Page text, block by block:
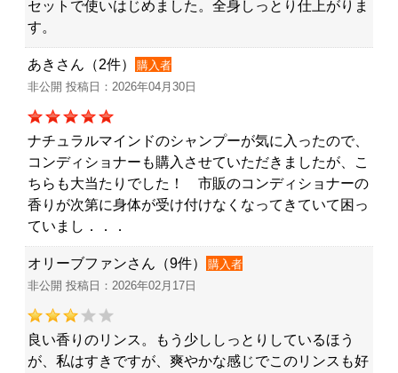
セットで使いはじめました。全身しっとり仕上がりま
す。
あきさん（2件）
購入者
非公開 投稿日：2026年04月30日
ナチュラルマインドのシャンプーが気に入ったので、
コンディショナーも購入させていただきましたが、こ
ちらも大当たりでした！ 市販のコンディショナーの
香りが次第に身体が受け付けなくなってきていて困っ
ていまし．．．
オリーブファンさん（9件）
購入者
非公開 投稿日：2026年02月17日
良い香りのリンス。もう少ししっとりしているほう
が、私はすきですが、爽やかな感じでこのリンスも好